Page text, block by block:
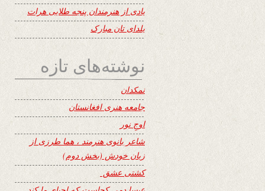
یادی از هنرمندان پنجه طلایی هرات
یلدای تان مبارک
نوشته‌های تازه
نمکدان
جامعه هنری افغانستان
اوجِ نور
شاعر بانوی هنرمند ، هما طرزی از
زبان خودش (بخش دوم)
کشتی عشق